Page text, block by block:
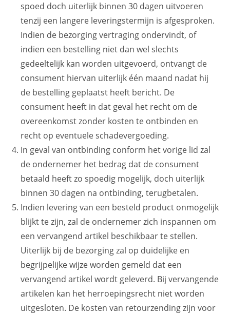
spoed doch uiterlijk binnen 30 dagen uitvoeren
tenzij een langere leveringstermijn is afgesproken.
Indien de bezorging vertraging ondervindt, of
indien een bestelling niet dan wel slechts
gedeeltelijk kan worden uitgevoerd, ontvangt de
consument hiervan uiterlijk één maand nadat hij
de bestelling geplaatst heeft bericht. De
consument heeft in dat geval het recht om de
overeenkomst zonder kosten te ontbinden en
recht op eventuele schadevergoeding.
In geval van ontbinding conform het vorige lid zal
de ondernemer het bedrag dat de consument
betaald heeft zo spoedig mogelijk, doch uiterlijk
binnen 30 dagen na ontbinding, terugbetalen.
Indien levering van een besteld product onmogelijk
blijkt te zijn, zal de ondernemer zich inspannen om
een vervangend artikel beschikbaar te stellen.
Uiterlijk bij de bezorging zal op duidelijke en
begrijpelijke wijze worden gemeld dat een
vervangend artikel wordt geleverd. Bij vervangende
artikelen kan het herroepingsrecht niet worden
uitgesloten. De kosten van retourzending zijn voor